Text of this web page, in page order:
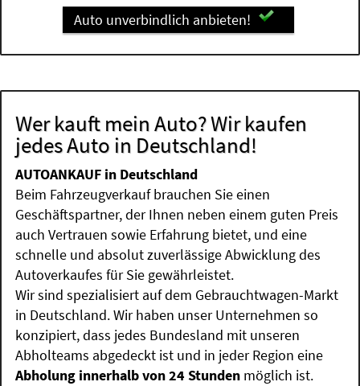
Auto unverbindlich anbieten!
Wer kauft mein Auto? Wir kaufen
jedes Auto in Deutschland!
AUTOANKAUF in Deutschland
Beim Fahrzeugverkauf brauchen Sie einen
Geschäftspartner, der Ihnen neben einem guten Preis
auch Vertrauen sowie Erfahrung bietet, und eine
schnelle und absolut zuverlässige Abwicklung des
Autoverkaufes für Sie gewährleistet.
Wir sind spezialisiert auf dem Gebrauchtwagen-Markt
in Deutschland. Wir haben unser Unternehmen so
konzipiert, dass jedes Bundesland mit unseren
Abholteams abgedeckt ist und in jeder Region eine
Abholung innerhalb von 24 Stunden möglich ist.